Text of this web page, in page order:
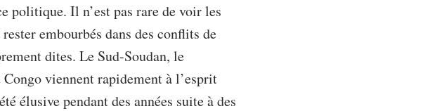
politique. Il n’est pas rare de voir les
embourbés dans des conflits de
dites. Le Sud-Soudan, le
viennent rapidement à l’esprit
élusive pendant des années suite à des